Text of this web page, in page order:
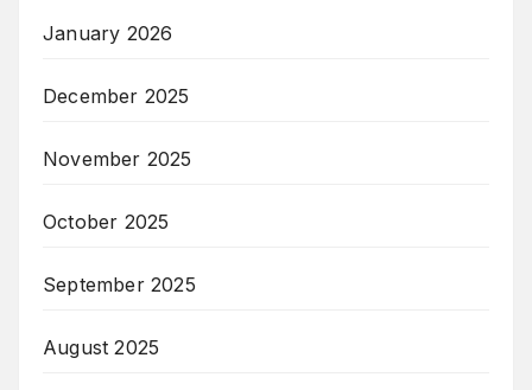
January 2026
December 2025
November 2025
October 2025
September 2025
August 2025